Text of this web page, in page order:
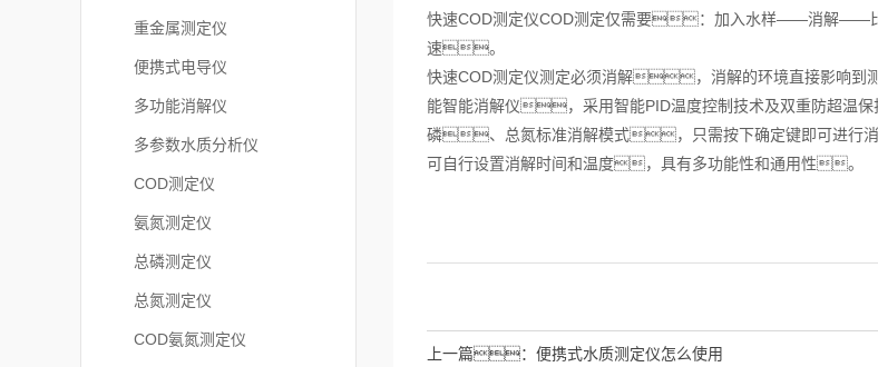
重金属测定仪
便携式电导仪
多功能消解仪
多参数水质分析仪
COD测定仪
氨氮测定仪
总磷测定仪
总氮测定仪
COD氨氮测定仪
快速COD测定仪COD测定仅需要：加入水样——消解
速。
快速COD测定仪测定必须消解，消解的环境直接影响
能智能消解仪，采用智能PID温度控制技术及双重防
磷、总氮标准消解模式，只需按下确定键即可进
可自行设置消解时间和温度，具有多功能性和通用性。
上一篇： 便携式水质测定仪怎么使用